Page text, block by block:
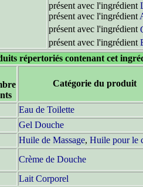
présent avec l'ingrédient
présent avec l'ingrédient
présent avec l'ingrédient
présent avec l'ingrédient
répertoriés contenant cet
Catégorie du produit
Eau de Toilette
Gel Douche
Huile de Massage, Huile pour le
Crème de Douche
Lait Corporel